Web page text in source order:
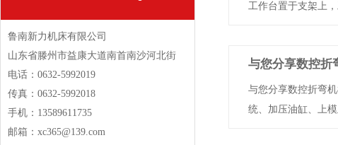
鲁南新力机床有限公司
山东省滕州市益康大道南首南沙河北街
电话：0632-5992019
传真：0632-5992018
手机：13589611735
邮箱：xc365@139.com
工作台置于支架上
与您分享数控折
与您分享数控折弯
统、加压油缸、上